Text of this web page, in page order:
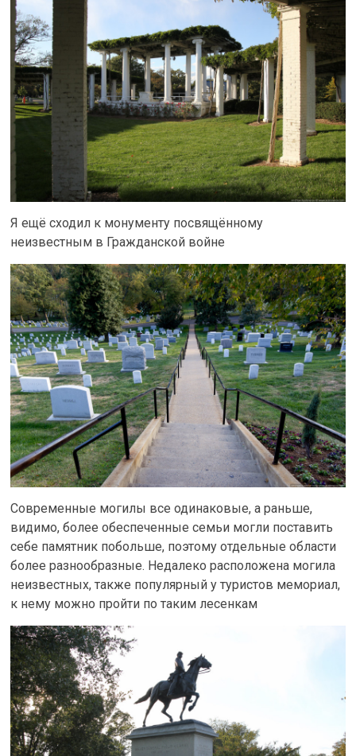
Я ещё сходил к монументу посвящённому
неизвестным в Гражданской войне
Современные могилы все одинаковые, а раньше,
видимо, более обеспеченные семьи могли поставить
себе памятник побольше, поэтому отдельные области
более разнообразные. Недалеко расположена могила
неизвестных, также популярный у туристов мемориал,
к нему можно пройти по таким лесенкам